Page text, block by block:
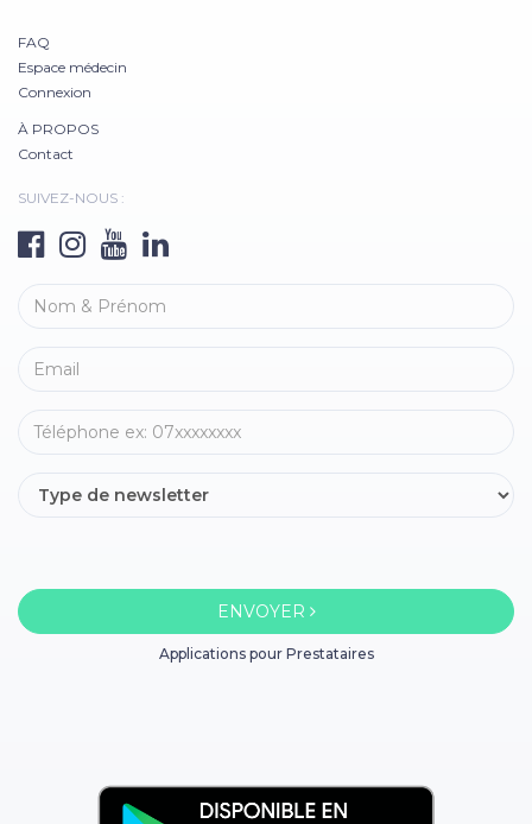
FAQ
Espace médecin
Connexion
À PROPOS
Contact
SUIVEZ-NOUS :
ENVOYER
Applications pour Prestataires